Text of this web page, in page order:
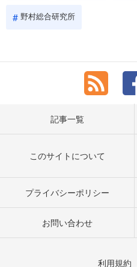
野村総合研究所
記事一覧
このサイトについて
プライバシーポリシー
お問い合わせ
利用規約